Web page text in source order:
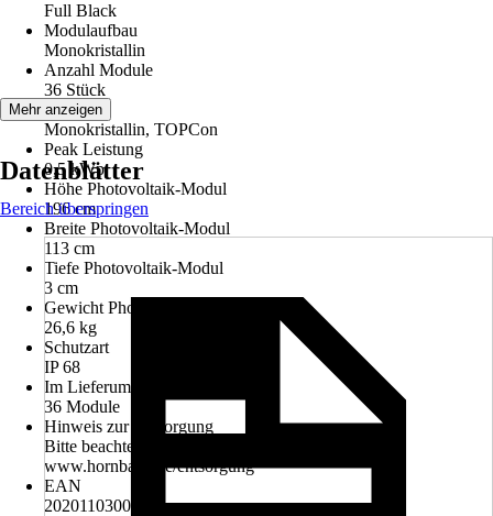
Full Black
Modulaufbau
Monokristallin
Anzahl Module
36 Stück
Zelltyp
Monokristallin, TOPCon
Peak Leistung
0,5 kWp
Höhe Photovoltaik-Modul
196 cm
Breite Photovoltaik-Modul
113 cm
Tiefe Photovoltaik-Modul
3 cm
Gewicht Photovoltaik-Modul
26,6 kg
Schutzart
IP 68
Im Lieferumfang enthalten
36 Module
Hinweis zur Entsorgung
Bitte beachten Sie die Hinweise zur Entsorgung:
www.hornbach.de/entsorgung
EAN
2020110300379
Mehr anzeigen
Datenblätter
Bereich überspringen